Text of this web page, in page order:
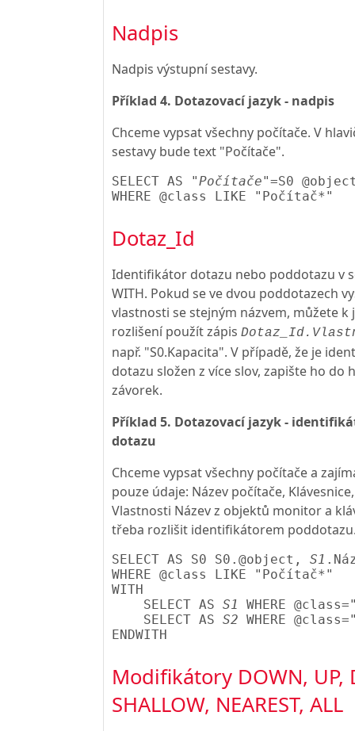
Nadpis
Nadpis výstupní sestavy.
Příklad 4. Dotazovací jazyk - nadpis
Chceme vypsat všechny počítače. V
sestavy bude text "Počítače".
SELECT AS "Počítače"=S0
Dotaz_Id
Identifikátor dotazu nebo poddotazu v
WITH. Pokud se ve dvou poddotazech
vlastnosti se stejným názvem, můžete k
rozlišení použít zápis
např. "S0.Kapacita". V případě, že je
dotazu složen z více slov, zapište ho do
závorek.
Příklad 5. Dotazovací jazyk -
dotazu
Chceme vypsat všechny počítače a
pouze údaje: Název počítače,
Vlastnosti Název z objektů monitor a
třeba rozlišit identifikátorem
SELECT AS S0 S0.@object, S1
WHERE @class LIKE "Počítač*"
WITH
    SELECT AS
S1
WHERE
    SELECT AS
S2 WHERE
Modifikátory DOWN, UP,
SHALLOW, NEAREST, ALL